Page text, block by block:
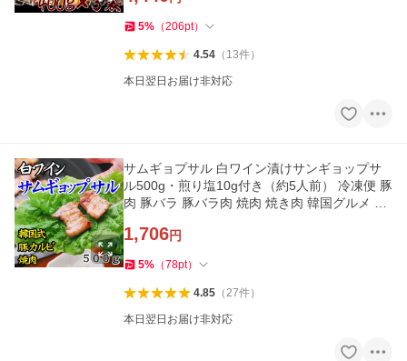
5% （206pt）
4.54（ 13件）
本日翌日お届け非対応
サムギョプサル 白ワイン漬けサンギョップサ
ル500g・煎り塩10g付き（約5人前） 冷凍便 豚
肉 豚バラ 豚バラ肉 焼肉 焼き肉 韓国グルメ 韓
1,706円
5% （78pt）
4.85（27件）
本日翌日お届け非対応